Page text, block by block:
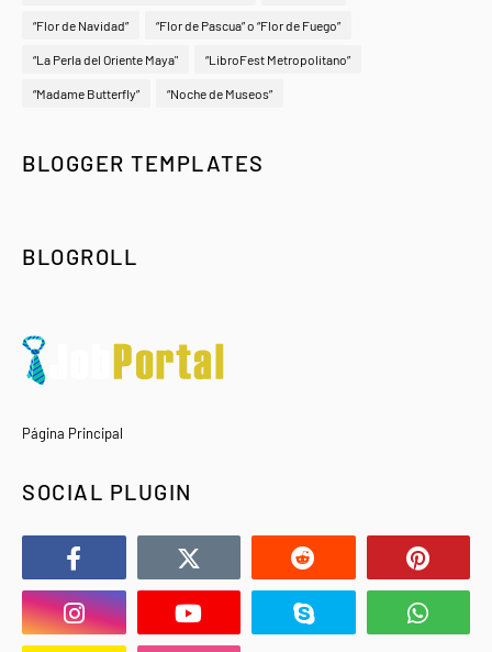
“Flor de Navidad” “Flor de Pascua” o “Flor de Fuego”
“La Perla del Oriente Maya" “LibroFest Metropolitano”
“Madame Butterfly” “Noche de Museos”
BLOGGER TEMPLATES
BLOGROLL
Página Principal
SOCIAL PLUGIN